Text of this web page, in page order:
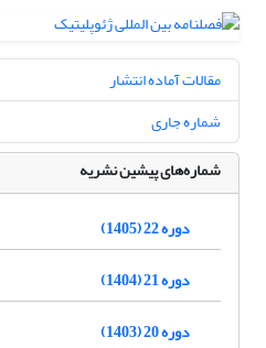
مقالات آماده انتشار
شماره جاری
شماره‌های پیشین نشریه
دوره 22 (1405)
دوره 21 (1404)
دوره 20 (1403)